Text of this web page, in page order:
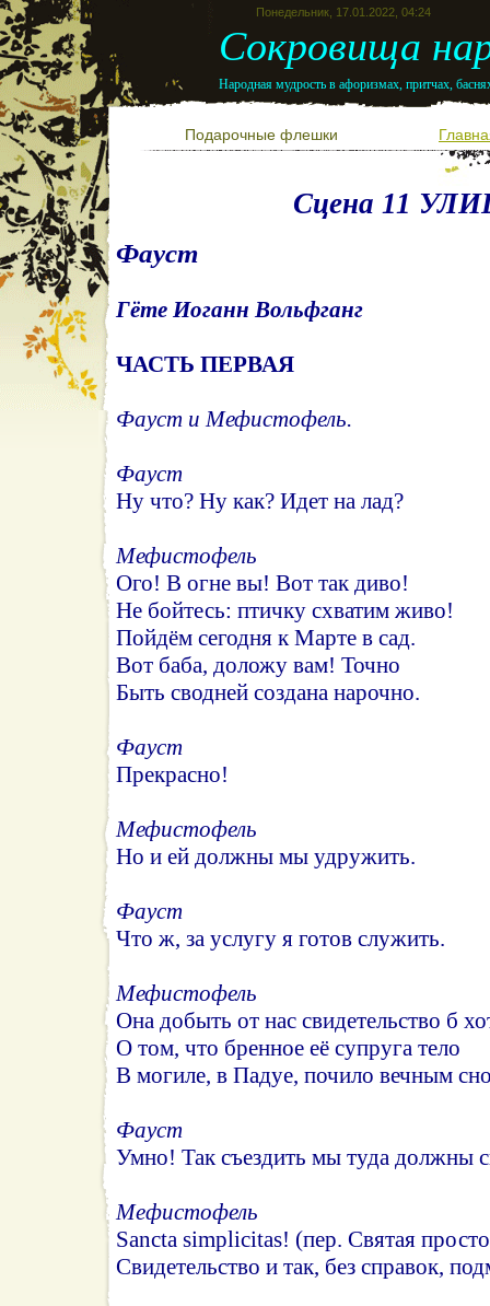
Понедельник, 17.01.2022, 04:24
Сокровища
Народная мудрость в афоризмах, притчах,
Подарочные флешки
Сцена 11
Фауст
Гёте Иоганн Вольфганг
ЧАСТЬ ПЕРВАЯ
Фауст и Мефистофель.
Фауст
Ну что? Ну как? Идет на лад?
Мефистофель
Ого! В огне вы! Вот так диво!
Не бойтесь: птичку схватим живо!
Пойдём сегодня к Марте в сад.
Вот баба, доложу вам! Точно
Быть сводней создана нарочно.
Фауст
Прекрасно!
Мефистофель
Но и ей должны мы удружить.
Фауст
Что ж, за услугу я готов служить.
Мефистофель
Она добыть от нас свидетельство б
О том, что бренное её супруга тело
В могиле, в Падуе, почило вечным
Фауст
Умно! Так съездить мы туда должны
Meфистофель
Sancta simplicitas! (пер. Святая
Свидетельство и так, без справок,